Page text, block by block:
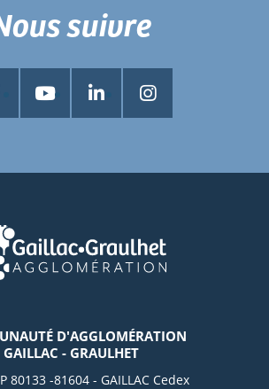
D'AGGLOMÉRATION
GAILLAC - GRAULHET
80133 -81604 - GAILLAC Cedex
suivre